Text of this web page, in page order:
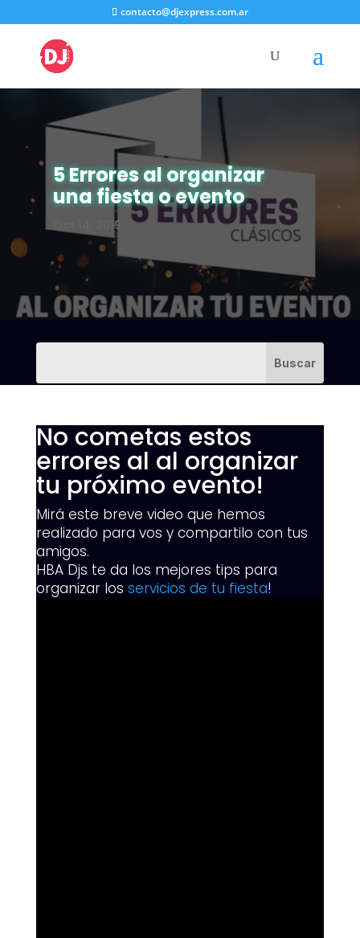
contacto@djexpress.com.ar
5 Errores al organizar
una fiesta o evento
Oct 14, 2019
No cometas estos
errores al al organizar
tu próximo evento!
Mirá este breve video que hemos
realizado para vos y compartilo con tus
amigos.
HBA Djs te da los mejores tips para
organizar los servicios de tu fiesta!